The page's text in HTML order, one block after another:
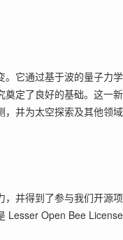
它通过基于波的量子力学
奠定了良好的基础。这一新
，并为太空探索及其他领域
，并得到了参与我们开源项
Lesser Open Bee License